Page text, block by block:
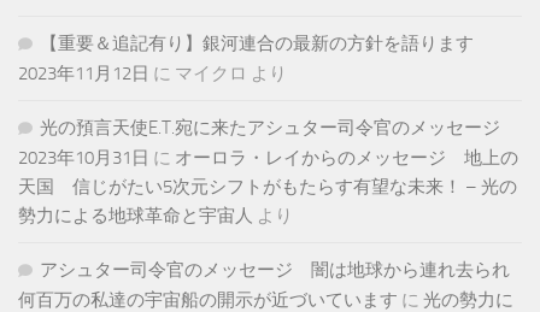
【重要＆追記有り】銀河連合の最新の方針を語ります
2023年11月12日 に マイクロ より
光の預言天使E.T.宛に来たアシュター司令官のメッセージ
2023年10月31日 に オーロラ・レイからのメッセージ 地上の
天国 信じがたい5次元シフトがもたらす有望な未来！ – 光の
勢力による地球革命と宇宙人 より
アシュター司令官のメッセージ 闇は地球から連れ去られ
何百万の私達の宇宙船の開示が近づいています に 光の勢力に